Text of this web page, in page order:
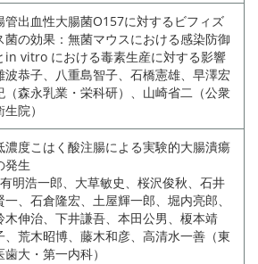
管出血性大腸菌O157に対するビフィズ
菌の効果：無菌マウスにおける感染防御
in vitro における毒素生産に対する影響
波恭子、八重島智子、石橋憲雄、早澤宏
（森永乳業・栄科研）、山崎省二（公衆
生院）
濃度こはく酸注腸による実験的大腸潰瘍
発生
明浩一郎、大草敏史、桜沢俊秋、石井
一、石倉隆宏、土屋輝一郎、堀内亮郎、
木伸治、下井謙吾、本田公男、榎本靖
、荒木昭博、藤木和彦、高清水一善（東
歯大・第一内科）